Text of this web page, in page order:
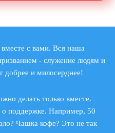
с вами. Вся наша
- служение людям и
добрее и милосерднее!
делать только вместе.
поддержке. Например, 50
Чашка кофе? Это не так